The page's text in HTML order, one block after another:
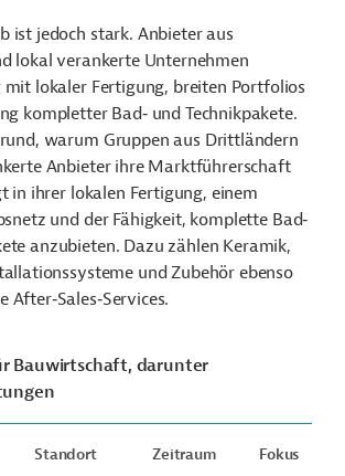
ist jedoch stark. Anbieter aus
lokal verankerte Unternehmen
lokaler Fertigung, breiten Portfolios
kompletter Bad‑ und Technikpakete.
warum Gruppen aus Drittländern
Anbieter ihre Marktführerschaft
in ihrer lokalen Fertigung, einem
und der Fähigkeit, komplette Bad‑
anzubieten. Dazu zählen Keramik,
und Zubehör ebenso
After‑Sales‑Services.
Bauwirtschaft, darunter
Standort Zeitraum Fokus